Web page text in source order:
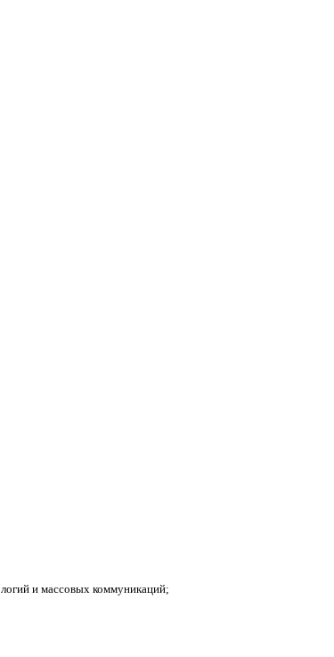
и массовых коммуникаций;